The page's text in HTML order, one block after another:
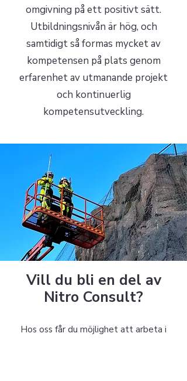
omgivning på ett positivt sätt.
Utbildningsnivån är hög, och
samtidigt så formas mycket av
kompetensen på plats genom
erfarenhet av utmanande projekt
och kontinuerlig
kompetensutveckling.
Vill du bli en del av
Nitro Consult?
Hos oss får du möjlighet att arbeta i